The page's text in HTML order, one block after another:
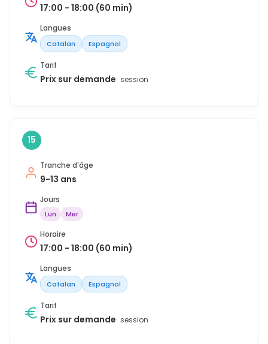
17:00 - 18:00 (60 min)
Langues
Catalan Espagnol
Tarif
Prix sur demande session
15
Tranche d'âge
9-13 ans
Jours
Lun Mer
Horaire
17:00 - 18:00 (60 min)
Langues
Catalan Espagnol
Tarif
Prix sur demande session